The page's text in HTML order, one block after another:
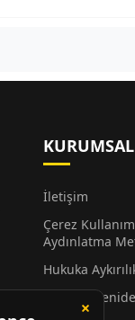
KURUMSAL
İletişim
Çerez
Aydınlatma
Hukuka
Alıntı ve
Hakkında